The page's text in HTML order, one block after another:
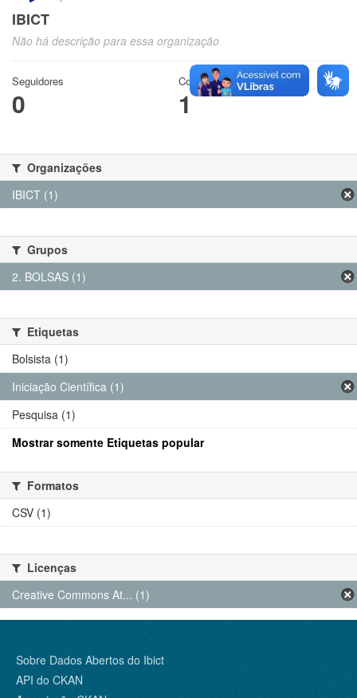
IBICT
Não há descrição para essa organização
Seguidores
0
Conjuntos de dados
1
Organizações
IBICT (1)
Grupos
2. BOLSAS (1)
Etiquetas
Bolsista (1)
Iniciação Científica (1)
Pesquisa (1)
Mostrar somente Etiquetas popular
Formatos
CSV (1)
Licenças
Creative Commons At... (1)
Sobre Dados Abertos do Ibict
API do CKAN